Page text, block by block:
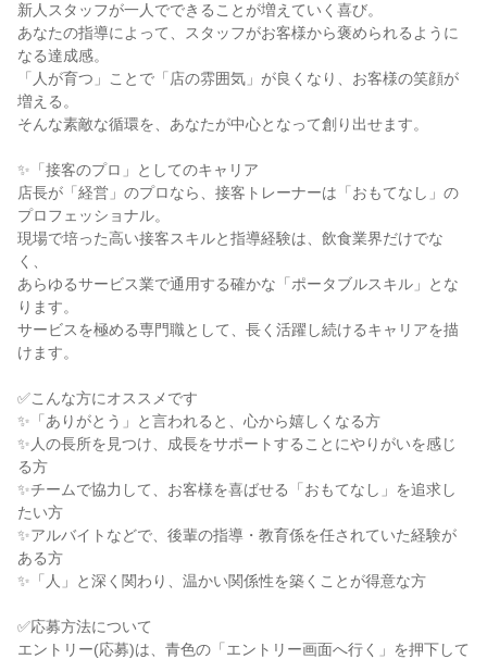
新人スタッフが一人でできることが増えていく喜び。
あなたの指導によって、スタッフがお客様から褒められるように
なる達成感。
「人が育つ」ことで「店の雰囲気」が良くなり、お客様の笑顔が
増える。
そんな素敵な循環を、あなたが中心となって創り出せます。
✨「接客のプロ」としてのキャリア
店長が「経営」のプロなら、接客トレーナーは「おもてなし」の
プロフェッショナル。
現場で培った高い接客スキルと指導経験は、飲食業界だけでな
く、
あらゆるサービス業で通用する確かな「ポータブルスキル」とな
ります。
サービスを極める専門職として、長く活躍し続けるキャリアを描
けます。
✅こんな方にオススメです
✨「ありがとう」と言われると、心から嬉しくなる方
✨人の長所を見つけ、成長をサポートすることにやりがいを感じ
る方
✨チームで協力して、お客様を喜ばせる「おもてなし」を追求し
たい方
✨アルバイトなどで、後輩の指導・教育係を任されていた経験が
ある方
✨「人」と深く関わり、温かい関係性を築くことが得意な方
✅応募方法について
エントリー(応募)は、青色の「エントリー画面へ行く」を押下して